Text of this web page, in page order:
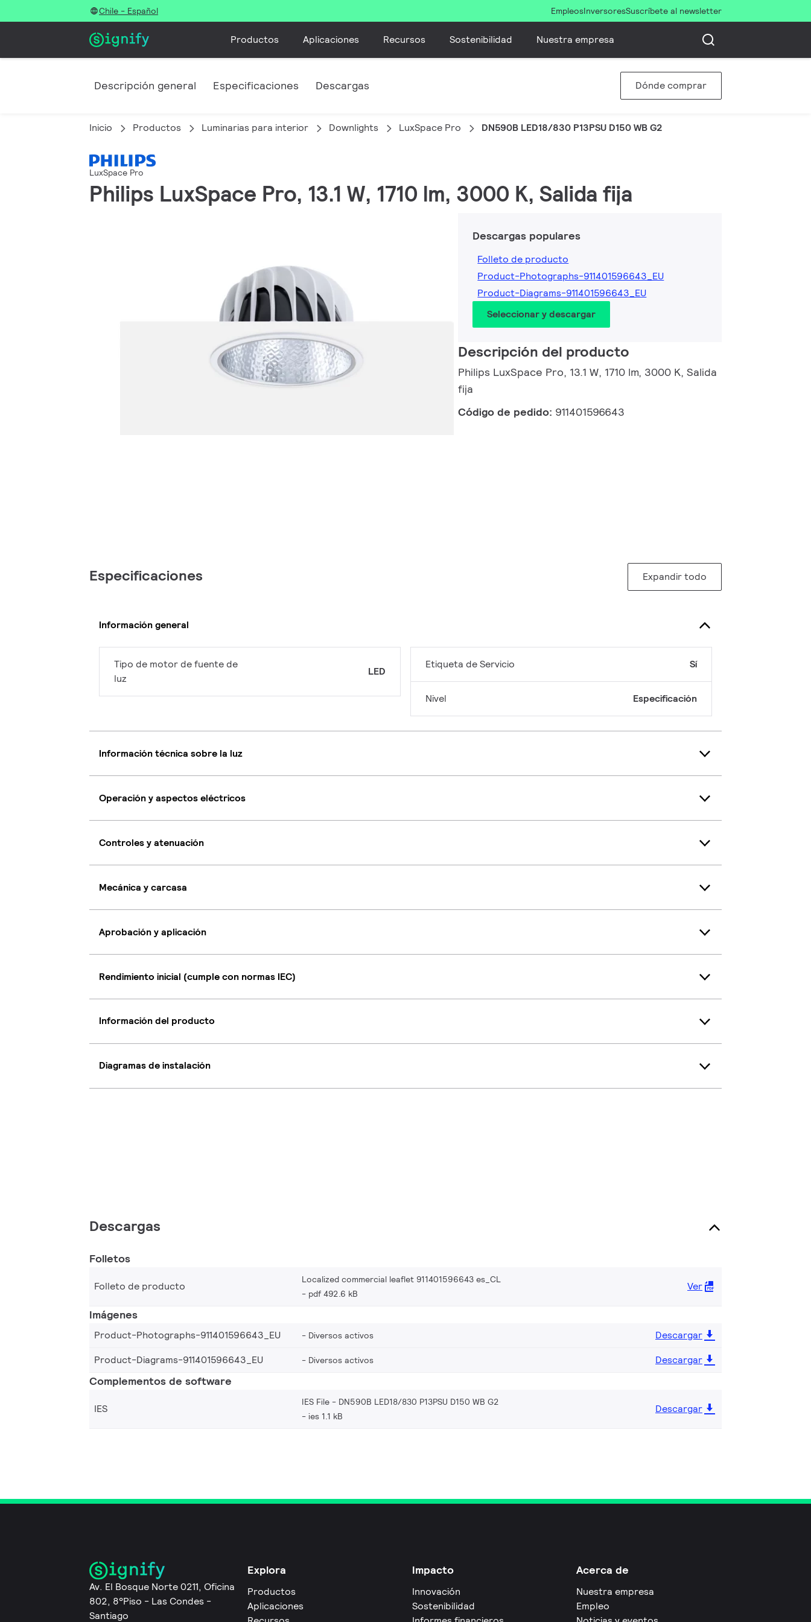
Chile - Español EmpleosInversoresSuscríbete al newsletter
Productos Aplicaciones Recursos Sostenibilidad Nuestra empresa
Descripción general Especificaciones Descargas Dónde comprar
Inicio Productos Luminarias para interior Downlights LuxSpace Pro DN590B LED18/830 P13PSU D150 WB G2
LuxSpace Pro
Philips LuxSpace Pro, 13.1 W, 1710 lm, 3000 K, Salida fija
Descargas populares
Folleto de producto
Product-Photographs-911401596643_EU
Product-Diagrams-911401596643_EU
Seleccionar y descargar
Descripción del producto
Philips LuxSpace Pro, 13.1 W, 1710 lm, 3000 K, Salida
fija
Código de pedido: 911401596643
Especificaciones Expandir todo
Información general
Tipo de motor de fuente de
luz
LED
Etiqueta de Servicio Sí
Nivel Especificación
Información técnica sobre la luz
Operación y aspectos eléctricos
Controles y atenuación
Mecánica y carcasa
Aprobación y aplicación
Rendimiento inicial (cumple con normas IEC)
Información del producto
Diagramas de instalación
Descargas
Folletos
Folleto de producto
Localized commercial leaflet 911401596643 es_CL
pdf 492.6 kB
Ver
Imágenes
Product-Photographs-911401596643_EU Diversos activos
Descargar
Product-Diagrams-911401596643_EU
Diversos activos Descargar
Complementos de software
IES
IES File - DN590B LED18/830 P13PSU D150 WB G2
ies 1.1 kB
Descargar
Av. El Bosque Norte 0211, Oficina
802, 8°Piso - Las Condes -
Santiago
Explora
Productos
Aplicaciones
Impacto
Innovación
Sostenibilidad
Acerca de
Nuestra empresa
Empleo